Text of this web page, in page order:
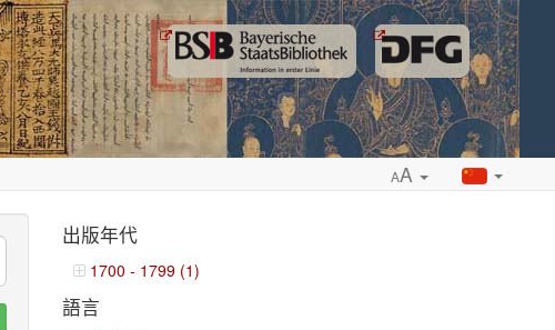
AA
Dropdown
出版年代
1700 - 1799 (1)
語言